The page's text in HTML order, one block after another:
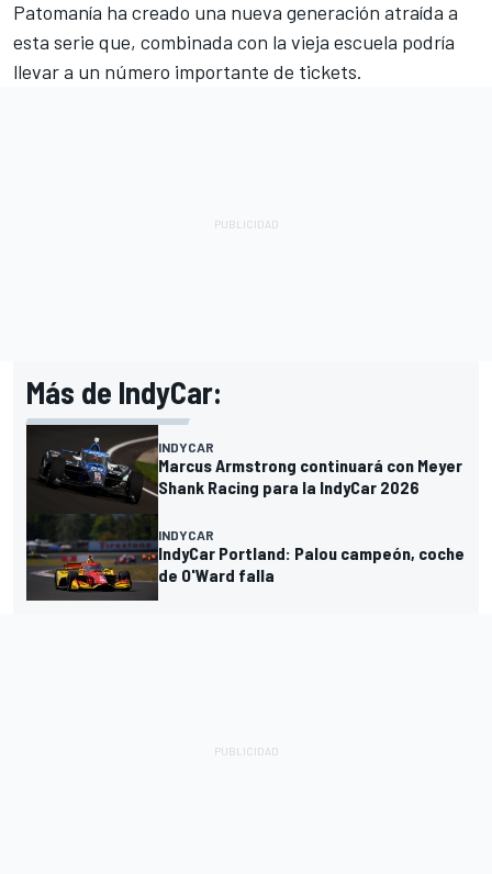
Patomanía ha creado una nueva generación atraída a
esta serie que, combinada con la vieja escuela podría
llevar a un número importante de tickets.
Más de IndyCar:
INDYCAR
Marcus Armstrong continuará con Meyer
Shank Racing para la IndyCar 2026
INDYCAR
IndyCar Portland: Palou campeón, coche
de O'Ward falla